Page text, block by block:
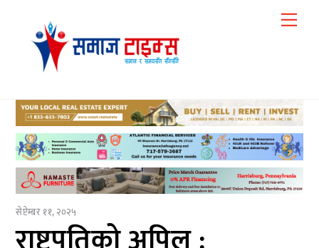
content
सेप्टेम्बर ११, २०२५